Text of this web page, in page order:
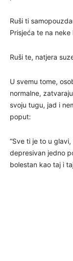
Ruši ti
Prisjeća te na
Ruši te, natjera
U svemu tome,
normalne,
svoju tugu, jad i
poput:
“Sve ti je to u
depresivan jedno
bolestan kao taj i